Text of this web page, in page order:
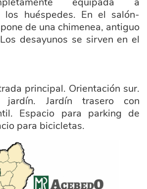
los huéspedes. En el salón-
de una chimenea, antiguo
desayunos se sirven en el
principal. Orientación sur.
jardín. Jardín trasero con
Espacio para parking de
para bicicletas.